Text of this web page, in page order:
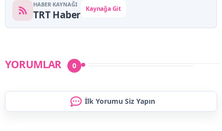
HABER KAYNAĞI
TRT Haber Kaynağa Git
YORUMLAR 0
İlk Yorumu Siz Yapın